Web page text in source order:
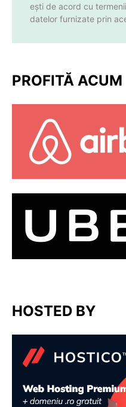
ești de acord cu
datelor furnizate prin
PROFITĂ ACUM
HOSTED BY